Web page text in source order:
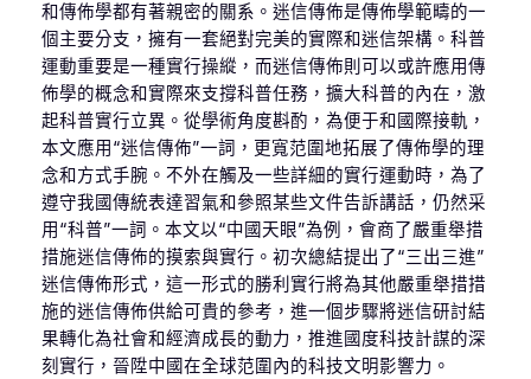
和傳佈學都有著親密的關系。迷信傳佈是傳佈學範疇的一
個主要分支，擁有一套絕對完美的實際和迷信架構。科普
運動重要是一種實行操縱，而迷信傳佈則可以或許應用傳
佈學的概念和實際來支撐科普任務，擴大科普的內在，激
起科普實行立異。從學術角度斟酌，為便于和國際接軌，
本文應用“迷信傳佈”一詞，更寬范圍地拓展了傳佈學的理
念和方式手腕。不外在觸及一些詳細的實行運動時，為了
遵守我國傳統表達習氣和參照某些文件告訴講話，仍然采
用“科普”一詞。本文以“中國天眼”為例，會商了嚴重舉措
措施迷信傳佈的摸索與實行。初次總結提出了“三出三進”
迷信傳佈形式，這一形式的勝利實行將為其他嚴重舉措措
施的迷信傳佈供給可貴的參考，進一個步驟將迷信研討結
果轉化為社會和經濟成長的動力，推進國度科技計謀的深
刻實行，晉陞中國在全球范圍內的科技文明影響力。